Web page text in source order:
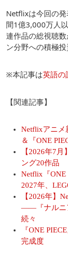
Netflixは今回の
間1億3,000万人
連作品の総視聴
ン分野への積極
※本記事は英語の
【関連記事】
Netflixアニメ
＆『ONE
【2026年7
ング20作品
Netflix『ONE
2027年、
【2026年】
――『ナルニ
続々
『ONE
完成度